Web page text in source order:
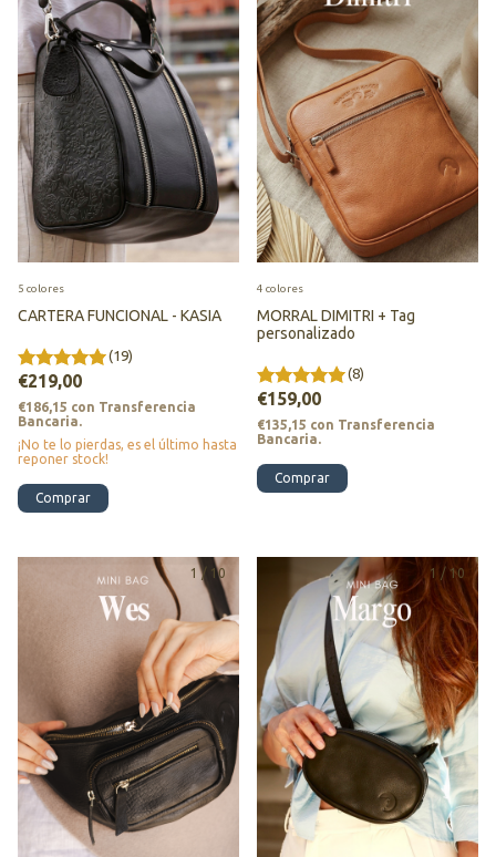
CARTERA FUNCIONAL - KASIA
(19)
€219,00
€186,15 con Transferencia
Bancaria.
¡No te lo pierdas, es el último hasta
reponer stock!
5 colores
Comprar
MORRAL DIMITRI + Tag
personalizado
(8)
€159,00
€135,15 con Transferencia
Bancaria.
4 colores
Comprar
1 / 10 1 / 10